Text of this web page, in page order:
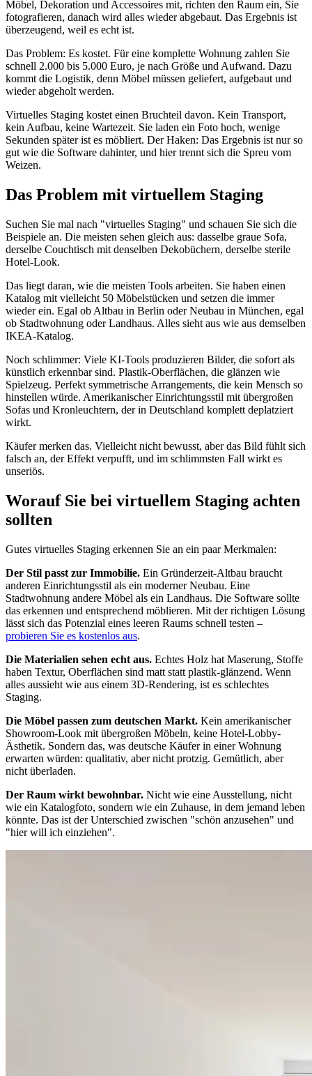
Möbel, Dekoration und Accessoires mit, richten den Raum ein, Sie
fotografieren, danach wird alles wieder abgebaut. Das Ergebnis ist
überzeugend, weil es echt ist.
Das Problem: Es kostet. Für eine komplette Wohnung zahlen Sie
schnell 2.000 bis 5.000 Euro, je nach Größe und Aufwand. Dazu
kommt die Logistik, denn Möbel müssen geliefert, aufgebaut und
wieder abgeholt werden.
Virtuelles Staging kostet einen Bruchteil davon. Kein Transport,
kein Aufbau, keine Wartezeit. Sie laden ein Foto hoch, wenige
Sekunden später ist es möbliert. Der Haken: Das Ergebnis ist nur so
gut wie die Software dahinter, und hier trennt sich die Spreu vom
Weizen.
Das Problem mit virtuellem Staging
Suchen Sie mal nach "virtuelles Staging" und schauen Sie sich die
Beispiele an. Die meisten sehen gleich aus: dasselbe graue Sofa,
derselbe Couchtisch mit denselben Dekobüchern, derselbe sterile
Hotel-Look.
Das liegt daran, wie die meisten Tools arbeiten. Sie haben einen
Katalog mit vielleicht 50 Möbelstücken und setzen die immer
wieder ein. Egal ob Altbau in Berlin oder Neubau in München, egal
ob Stadtwohnung oder Landhaus. Alles sieht aus wie aus demselben
IKEA-Katalog.
Noch schlimmer: Viele KI-Tools produzieren Bilder, die sofort als
künstlich erkennbar sind. Plastik-Oberflächen, die glänzen wie
Spielzeug. Perfekt symmetrische Arrangements, die kein Mensch so
hinstellen würde. Amerikanischer Einrichtungsstil mit übergroßen
Sofas und Kronleuchtern, der in Deutschland komplett deplatziert
wirkt.
Käufer merken das. Vielleicht nicht bewusst, aber das Bild fühlt sich
falsch an, der Effekt verpufft, und im schlimmsten Fall wirkt es
unseriös.
Worauf Sie bei virtuellem Staging achten
sollten
Gutes virtuelles Staging erkennen Sie an ein paar Merkmalen:
Der Stil passt zur Immobilie. Ein Gründerzeit-Altbau braucht
anderen Einrichtungsstil als ein moderner Neubau. Eine
Stadtwohnung andere Möbel als ein Landhaus. Die Software sollte
das erkennen und entsprechend möblieren. Mit der richtigen Lösung
lässt sich das Potenzial eines leeren Raums schnell testen –
probieren Sie es kostenlos aus.
Die Materialien sehen echt aus. Echtes Holz hat Maserung, Stoffe
haben Textur, Oberflächen sind matt statt plastik-glänzend. Wenn
alles aussieht wie aus einem 3D-Rendering, ist es schlechtes
Staging.
Die Möbel passen zum deutschen Markt. Kein amerikanischer
Showroom-Look mit übergroßen Möbeln, keine Hotel-Lobby-
Ästhetik. Sondern das, was deutsche Käufer in einer Wohnung
erwarten würden: qualitativ, aber nicht protzig. Gemütlich, aber
nicht überladen.
Der Raum wirkt bewohnbar. Nicht wie eine Ausstellung, nicht
wie ein Katalogfoto, sondern wie ein Zuhause, in dem jemand leben
könnte. Das ist der Unterschied zwischen "schön anzusehen" und
"hier will ich einziehen".